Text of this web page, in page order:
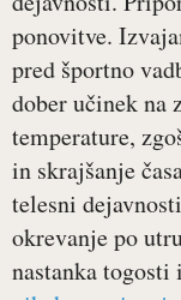
ponovitve.
pred športno
dober učinek na
temperature,
in skrajšanje
telesni
okrevanje po
nastanka